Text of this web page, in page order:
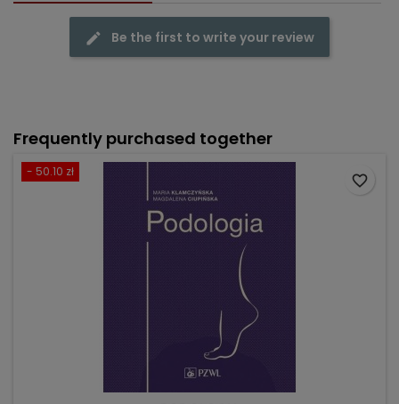
Be the first to write your review
Frequently purchased together
- 50.10 zł
favorite_border